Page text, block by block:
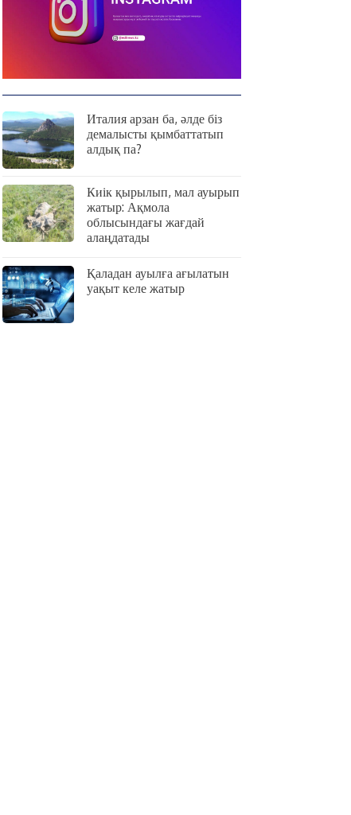
Италия арзан ба, әлде біз
демалысты қымбаттатып
алдық па?
Киік қырылып, мал ауырып
жатыр: Ақмола
облысындағы жағдай
алаңдатады
Қаладан ауылға ағылатын
уақыт келе жатыр